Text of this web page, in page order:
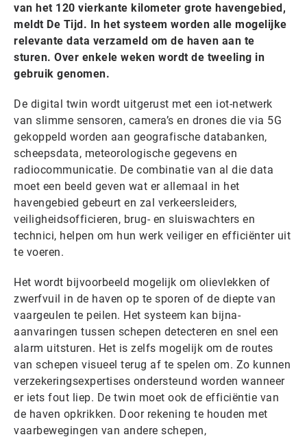
van het 120 vierkante kilometer grote havengebied,
meldt De Tijd. In het systeem worden alle mogelijke
relevante data verzameld om de haven aan te
sturen. Over enkele weken wordt de tweeling in
gebruik genomen.
De digital twin wordt uitgerust met een iot-netwerk
van slimme sensoren, camera’s en drones die via 5G
gekoppeld worden aan geografische databanken,
scheepsdata, meteorologische gegevens en
radiocommunicatie. De combinatie van al die data
moet een beeld geven wat er allemaal in het
havengebied gebeurt en zal verkeersleiders,
veiligheidsofficieren, brug- en sluiswachters en
technici, helpen om hun werk veiliger en efficiënter uit
te voeren.
Het wordt bijvoorbeeld mogelijk om olievlekken of
zwerfvuil in de haven op te sporen of de diepte van
vaargeulen te peilen. Het systeem kan bijna-
aanvaringen tussen schepen detecteren en snel een
alarm uitsturen. Het is zelfs mogelijk om de routes
van schepen visueel terug af te spelen om. Zo kunnen
verzekeringsexpertises ondersteund worden wanneer
er iets fout liep. De twin moet ook de efficiëntie van
de haven opkrikken. Door rekening te houden met
vaarbewegingen van andere schepen,